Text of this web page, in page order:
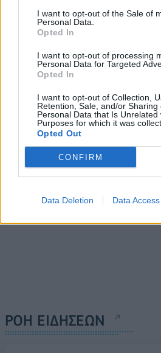
I want to opt-out of the Sale of
Personal Data.
Opted In
I want to opt-out of processing
Personal Data for Targeted
Opted In
I want to opt-out of Collection,
Retention, Sale, and/or Sharing
Personal Data that Is Unrelated
Purposes for which it was
Opted Out
CONFIRM
Data Deletion Data Access
1.42769 μονάδες ο
Γενικός Δείκτης Τιμών, με
άνοδο 0,10%
20/06/2024 - 13:12
ΡΟΗ ΕΙΔΗΣΕΩΝ